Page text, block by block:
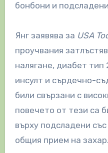
бонбони и
Янг заявява за USA
проучвания
налягане, диабет тип
инсулт и сърдечно-
били свързани с
повечето от тези са
върху подсладени
общия прием на захар.